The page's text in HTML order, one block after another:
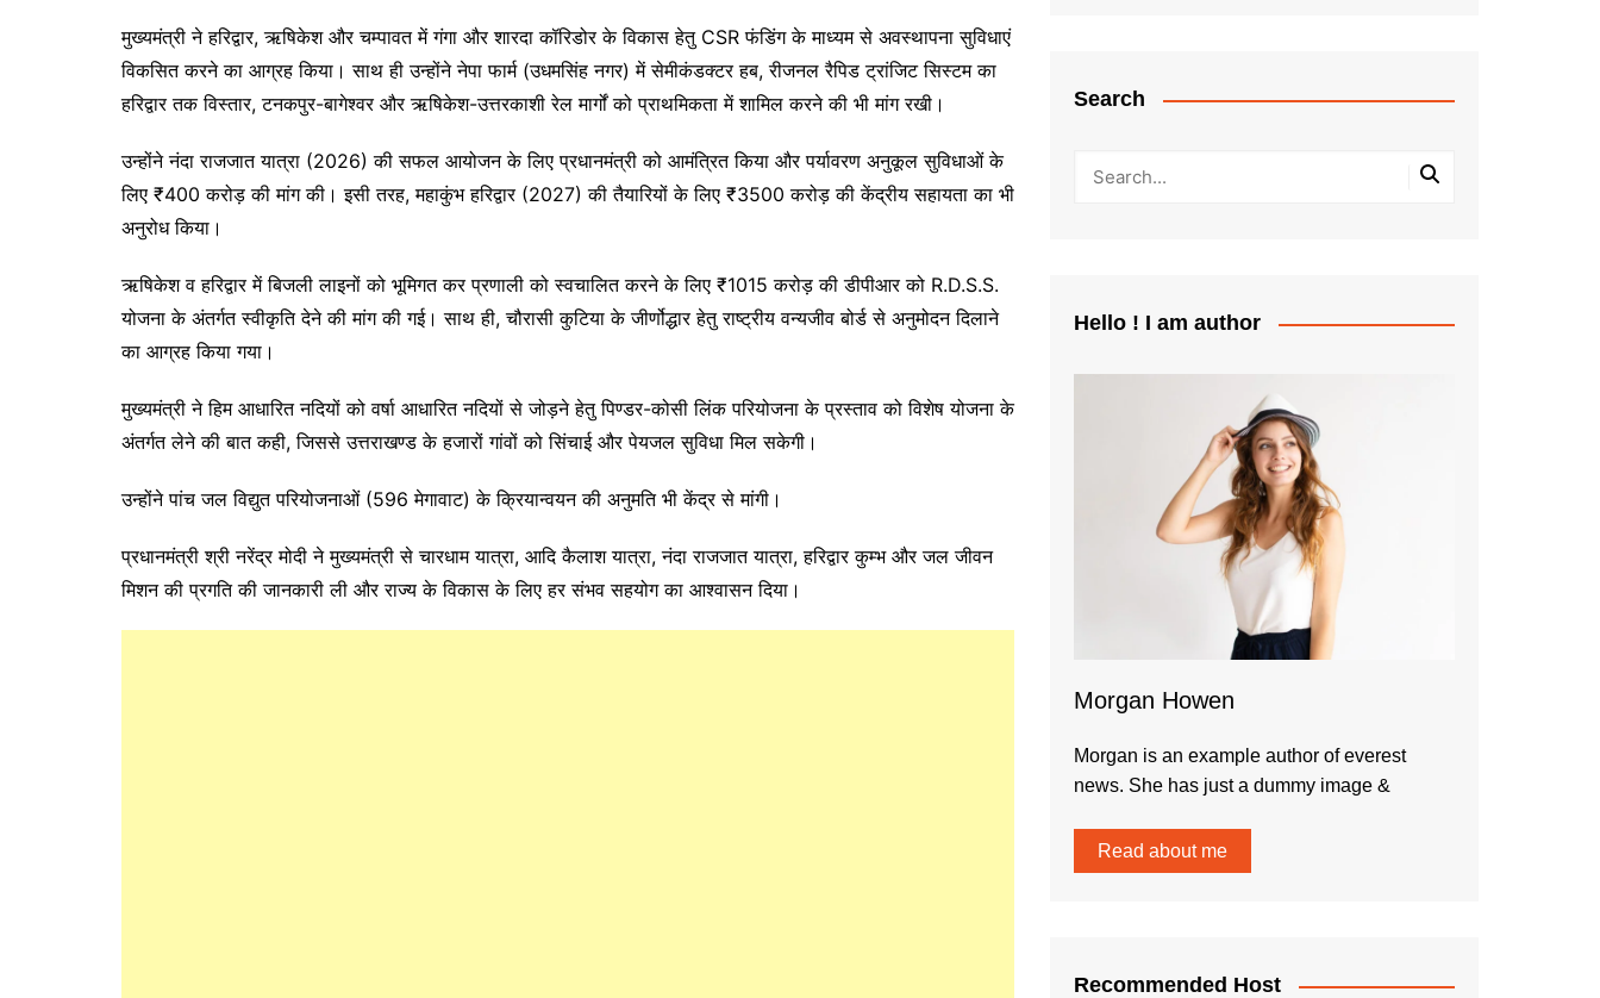
मुख्यमंत्री ने हरिद्वार, ऋषिकेश और चम्पावत में गंगा और शारदा कॉरिडोर के विकास हेतु CSR फंडिंग के माध्यम से अवस्थापना सुविधाएं
विकसित करने का आग्रह किया। साथ ही उन्होंने नेपा फार्म (उधमसिंह नगर) में सेमीकंडक्टर हब, रीजनल रैपिड ट्रांजिट सिस्टम का
हरिद्वार तक विस्तार, टनकपुर-बागेश्वर और ऋषिकेश-उत्तरकाशी रेल मार्गों को प्राथमिकता में शामिल करने की भी मांग रखी।
उन्होंने नंदा राजजात यात्रा (2026) की सफल आयोजन के लिए प्रधानमंत्री को आमंत्रित किया और पर्यावरण अनुकूल सुविधाओं के
लिए ₹400 करोड़ की मांग की। इसी तरह, महाकुंभ हरिद्वार (2027) की तैयारियों के लिए ₹3500 करोड़ की केंद्रीय सहायता का भी
अनुरोध किया।
ऋषिकेश व हरिद्वार में बिजली लाइनों को भूमिगत कर प्रणाली को स्वचालित करने के लिए ₹1015 करोड़ की डीपीआर को R.D.S.S.
योजना के अंतर्गत स्वीकृति देने की मांग की गई। साथ ही, चौरासी कुटिया के जीर्णोद्धार हेतु राष्ट्रीय वन्यजीव बोर्ड से अनुमोदन दिलाने
का आग्रह किया गया।
मुख्यमंत्री ने हिम आधारित नदियों को वर्षा आधारित नदियों से जोड़ने हेतु पिण्डर-कोसी लिंक परियोजना के प्रस्ताव को विशेष योजना के
अंतर्गत लेने की बात कही, जिससे उत्तराखण्ड के हजारों गांवों को सिंचाई और पेयजल सुविधा मिल सकेगी।
उन्होंने पांच जल विद्युत परियोजनाओं (596 मेगावाट) के क्रियान्वयन की अनुमति भी केंद्र से मांगी।
प्रधानमंत्री श्री नरेंद्र मोदी ने मुख्यमंत्री से चारधाम यात्रा, आदि कैलाश यात्रा, नंदा राजजात यात्रा, हरिद्वार कुम्भ और जल जीवन
मिशन की प्रगति की जानकारी ली और राज्य के विकास के लिए हर संभव सहयोग का आश्वासन दिया।
Search
Hello ! I am author
Morgan Howen
Morgan is an example author of everest
news. She has just a dummy image &
Read about me
Recommended Host